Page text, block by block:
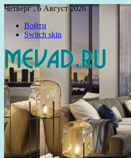
Четверг , 6 Август 2026
Войти
Switch skin